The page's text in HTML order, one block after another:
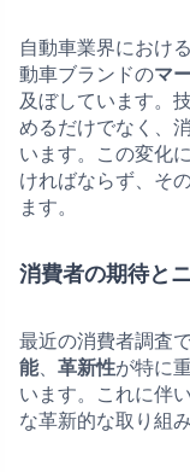
自動車業界におけ
動車ブランドのマ
及ぼしています。
めるだけでなく、
います。この変化
ければならず、そ
ます。
消費者の期待と
最近の消費者調査
能、 革新性が特に
います。これに伴
な革新的な取り組